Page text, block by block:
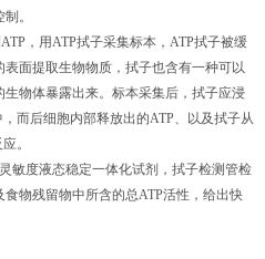
。
，用ATP拭子采集标本，ATP拭子被缓
面提取生物物质，拭子也含有一种可以
物体暴露出来。标本采集后，拭子应浸
而后细胞内部释放出的ATP、以及拭子从
。
度液态稳定一体化试剂，拭子检测管检
物残留物中所含的总ATP活性，给出快